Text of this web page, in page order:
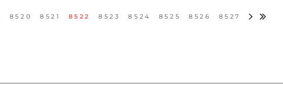
8520 8521 8522 8523 8524 8525 8526 8527